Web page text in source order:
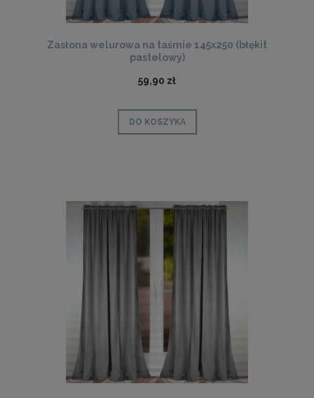
Zasłona welurowa na taśmie 145x250 (błękit
pastelowy)
59,90 zł
DO KOSZYKA